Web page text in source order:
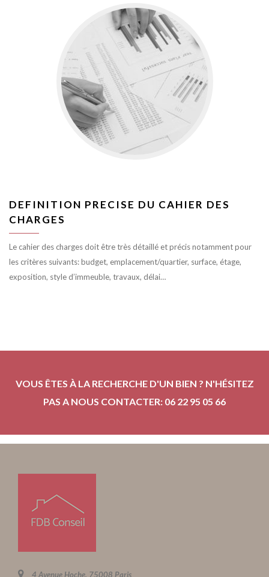
DEFINITION PRECISE DU CAHIER DES
CHARGES
Le cahier des charges doit être très détaillé et précis notamment pour
les critères suivants: budget, emplacement/quartier, surface, étage,
exposition, style d’immeuble, travaux, délai…
VOUS ÊTES À LA RECHERCHE D'UN BIEN ? N'HÉSITEZ
PAS A NOUS CONTACTER: 06 22 95 05 66
4 Avenue Hoche, 75008 Paris